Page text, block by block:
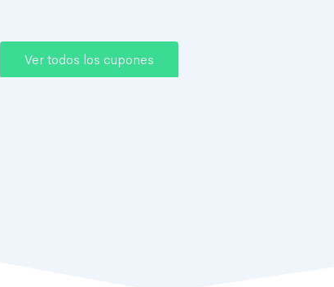
Ver todos los cupones